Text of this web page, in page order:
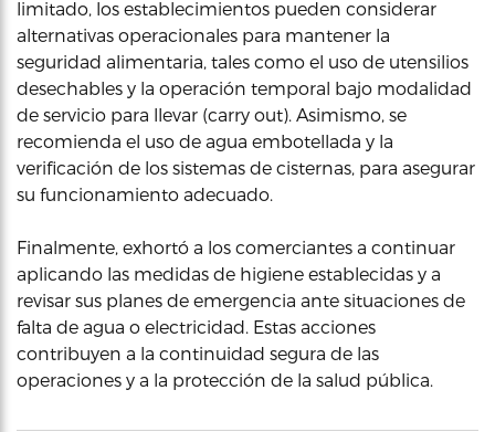
limitado, los establecimientos pueden considerar
alternativas operacionales para mantener la
seguridad alimentaria, tales como el uso de utensilios
desechables y la operación temporal bajo modalidad
de servicio para llevar (carry out). Asimismo, se
recomienda el uso de agua embotellada y la
verificación de los sistemas de cisternas, para asegurar
su funcionamiento adecuado.
Finalmente, exhortó a los comerciantes a continuar
aplicando las medidas de higiene establecidas y a
revisar sus planes de emergencia ante situaciones de
falta de agua o electricidad. Estas acciones
contribuyen a la continuidad segura de las
operaciones y a la protección de la salud pública.